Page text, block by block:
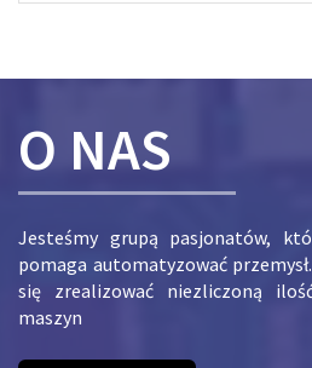
O NAS
Jesteśmy grupą pasjonatów,
pomaga automatyzować
się zrealizować niezliczoną
maszyn